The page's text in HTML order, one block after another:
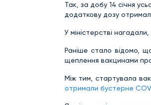
Так, за добу 14 січня
додаткову дозу
У міністерстві
Раніше стало відомо,
щеплення вакцинами
Між тим, стартувала
отримали бустерне